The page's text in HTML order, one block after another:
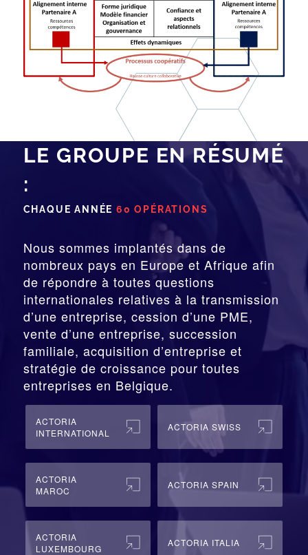
LE GROUPE EN RÉSUMÉ
:
CHAQUE ANNÉE 60 OPÉRATIONS
Nous sommes implantés dans de
nombreux pays en Europe et Afrique afin
de répondre à toutes questions
internationales relatives à la transmission
d’une entreprise, cession d’une PME,
vente d’une entreprise, succession
familiale, acquisition d’entreprise et
stratégie de croissance pour toutes
entreprises en Belgique.
ACTORIA
INTERNATIONAL
ACTORIA SWISS
ACTORIA
MAROC
ACTORIA SPAIN
ACTORIA
LUXEMBOURG
ACTORIA ITALIA